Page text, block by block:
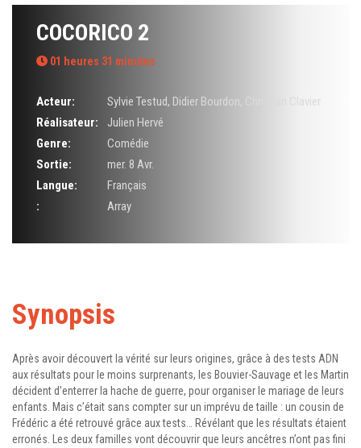
COCORICO 2
01 heures 31 minutes
Acteur: Sylvie Testud, Didier Bourdon
Christian Clavier
Réalisateur:
Julien Hervé
Genre:
Comédie
Sortie:
mer. 8 Avr.
Langue:
Français
:
Array
Synopsis
Après avoir découvert la vérité sur leurs origines, grâce à des tests ADN
aux résultats pour le moins surprenants, les Bouvier-Sauvage et les Martin
décident d’enterrer la hache de guerre, pour organiser le mariage de leurs
enfants. Mais c’était sans compter sur un imprévu de taille : un cousin de
Frédéric a été retrouvé grâce aux tests… Révélant que les résultats étaient
erronés. Les deux familles vont découvrir que leurs ancêtres n’ont pas fini